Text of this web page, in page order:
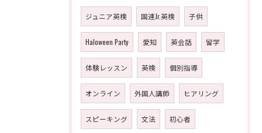
ジュニア英検 国連Jr.英検 子供
Haloween Party 愛知 英会話 留学
体験レッスン 英検 個別指導
オンライン 外国人講師 ヒアリング
スピーキング 文法 初心者